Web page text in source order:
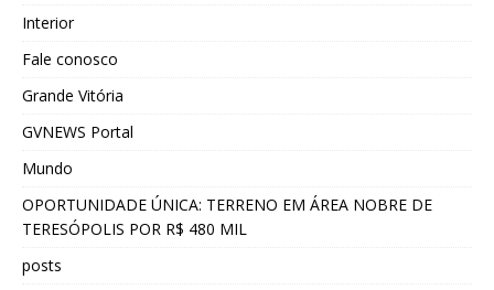
Interior
Fale conosco
Grande Vitória
GVNEWS Portal
Mundo
OPORTUNIDADE ÚNICA: TERRENO EM ÁREA NOBRE DE
TERESÓPOLIS POR R$ 480 MIL
posts